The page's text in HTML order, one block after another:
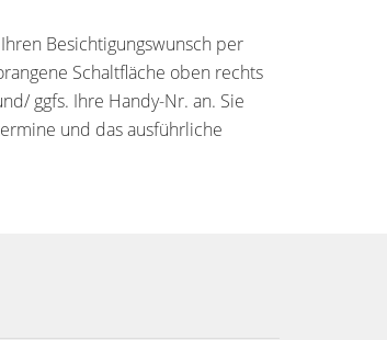
Besichtigungswunsch per
Schaltfläche oben rechts
ggfs. Ihre Handy-Nr. an. Sie
und das ausführliche